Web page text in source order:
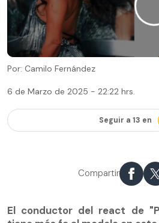
Por: Camilo Fernández
6 de Marzo de 2025 - 22:22 hrs.
Seguir a 13 en
Compartir
El conductor del react de